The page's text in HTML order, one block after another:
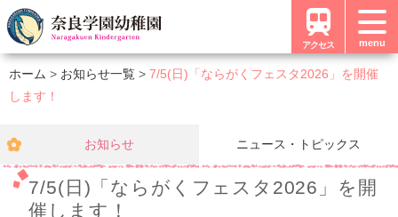
アクセス menu
ホーム お知らせ一覧
7/5(日)「ならがくフェスタ2026」を開催
します！
お知らせ ニュース・トピックス
7/5(日)「ならがくフェスタ2026」を開
催します！